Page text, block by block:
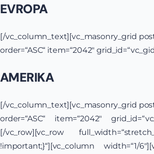
EVROPA
[/vc_column_text][vc_masonry_grid
order=“ASC“ item=“2042″
AMERIKA
[/vc_column_text][vc_masonry_grid
order=“ASC“ item=“2042″
[/vc_row][vc_row
!important;}“][vc_column width=“1/